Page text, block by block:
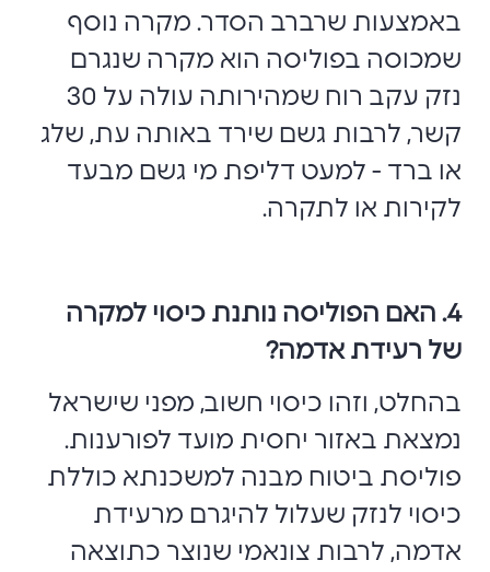
באמצעות שרברב הסדר. מקרה נוסף
שמכוסה בפוליסה הוא מקרה שנגרם
נזק עקב רוח שמהירותה עולה על 30
קשר, לרבות גשם שירד באותה עת, שלג
או ברד - למעט דליפת מי גשם מבעד
לקירות או לתקרה.
4. האם הפוליסה נותנת כיסוי למקרה
של רעידת אדמה?
בהחלט, וזהו כיסוי חשוב, מפני שישראל
נמצאת באזור יחסית מועד לפורענות.
פוליסת ביטוח מבנה למשכנתא כוללת
כיסוי לנזק שעלול להיגרם מרעידת
אדמה, לרבות צונאמי שנוצר כתוצאה